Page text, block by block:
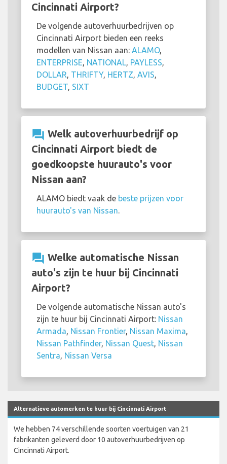
Cincinnati Airport?
De volgende autoverhuurbedrijven op
Cincinnati Airport bieden een reeks
modellen van Nissan aan: ALAMO,
ENTERPRISE, NATIONAL, PAYLESS,
DOLLAR, THRIFTY, HERTZ, AVIS,
BUDGET, SIXT
question_answer Welk autoverhuurbedrijf op
Cincinnati Airport biedt de
goedkoopste huurauto's voor
Nissan aan?
ALAMO biedt vaak de beste prijzen voor
huurauto's van Nissan.
question_answer Welke automatische Nissan
auto's zijn te huur bij Cincinnati
Airport?
De volgende automatische Nissan auto's
zijn te huur bij Cincinnati Airport: Nissan
Armada, Nissan Frontier, Nissan Maxima,
Nissan Pathfinder, Nissan Quest, Nissan
Sentra, Nissan Versa
Alternatieve automerken te huur bij Cincinnati Airport
We hebben 74 verschillende soorten voertuigen van 21
fabrikanten geleverd door 10 autoverhuurbedrijven op
Cincinnati Airport.